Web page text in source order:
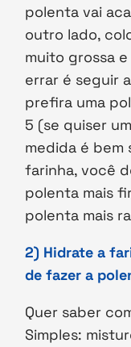
polenta vai
outro lado,
muito grossa
errar é seguir
prefira uma
5 (se quiser
medida é bem
farinha, você
polenta mais
polenta mais
2) Hidrate a
de fazer a
Quer saber
Simples: